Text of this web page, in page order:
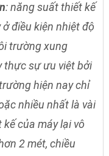
: năng suất thiết kế
điều kiện nhiệt độ
trường xung
thực sự ưu việt bởi
hiện nay chỉ
nhiều nhất là vài
của máy lại vô
2 mét, chiều